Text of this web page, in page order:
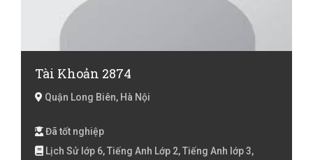
Tài Khoản 2874
Quận Long Biên, Hà Nội
Đã tốt nghiệp
Lịch Sử lớp 6, Tiếng Anh Lớp 2, Tiếng Anh lớp 3,